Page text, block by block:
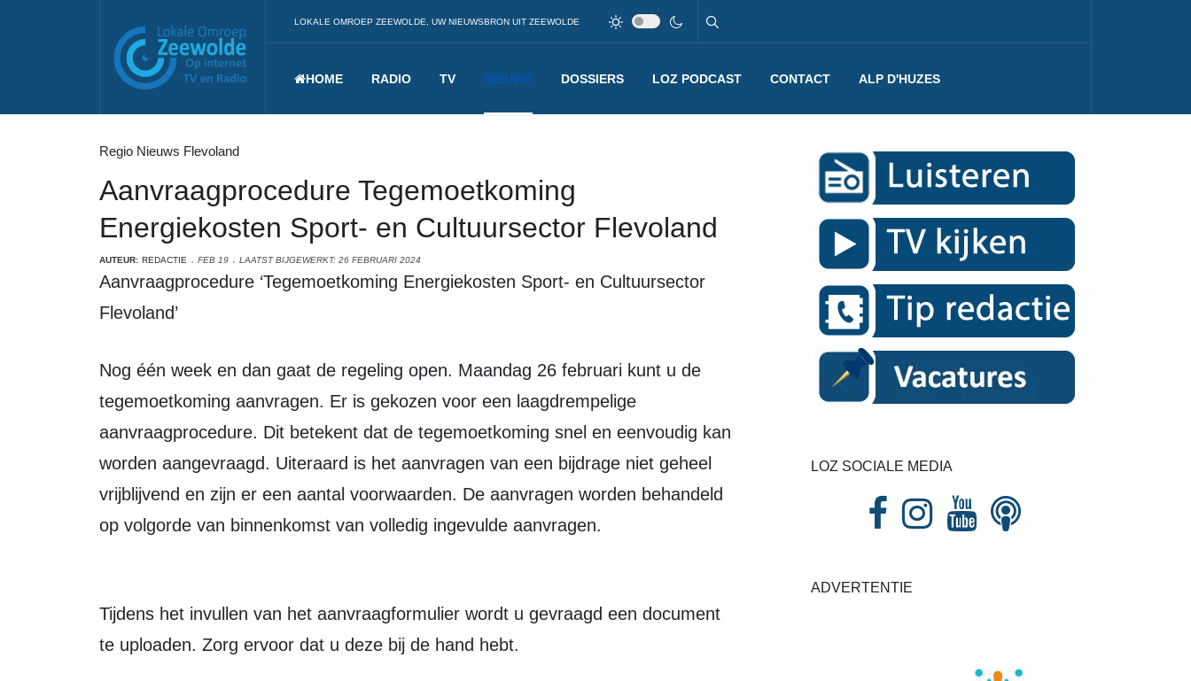
LOKALE OMROEP ZEEWOLDE, UW NIEUWSBRON UIT ZEEWOLDE
HOME RADIO TV NIEUWS DOSSIERS LOZ PODCAST CONTACT ALP D'HUZES
Regio Nieuws Flevoland
Aanvraagprocedure Tegemoetkoming
Energiekosten Sport- en Cultuursector Flevoland
AUTEUR: REDACTIE FEB 19 LAATST BIJGEWERKT: 26 FEBRUARI 2024
Aanvraagprocedure ‘Tegemoetkoming Energiekosten Sport- en Cultuursector
Flevoland’
Nog één week en dan gaat de regeling open. Maandag 26 februari kunt u de
tegemoetkoming aanvragen. Er is gekozen voor een laagdrempelige
aanvraagprocedure. Dit betekent dat de tegemoetkoming snel en eenvoudig kan
worden aangevraagd. Uiteraard is het aanvragen van een bijdrage niet geheel
vrijblijvend en zijn er een aantal voorwaarden. De aanvragen worden behandeld
op volgorde van binnenkomst van volledig ingevulde aanvragen.
Tijdens het invullen van het aanvraagformulier wordt u gevraagd een document
te uploaden. Zorg ervoor dat u deze bij de hand hebt.
LOZ SOCIALE MEDIA
ADVERTENTIE